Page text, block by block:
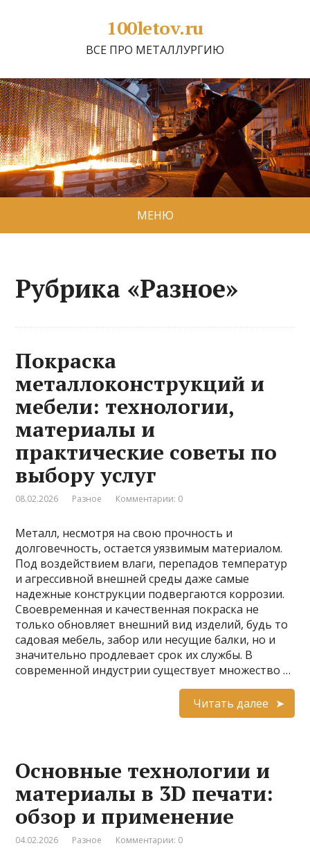
100letov.ru
ВСЕ ПРО МЕТАЛЛУРГИЮ
МЕНЮ
Рубрика «Разное»
Покраска
металлоконструкций и
мебели: технологии,
материалы и
практические советы по
выбору услуг
08.02.2026 Разное Комментарии: 0
Металл, несмотря на свою прочность и
долговечность, остается уязвимым материалом.
Под воздействием влаги, перепадов температур
и агрессивной внешней среды даже самые
надежные конструкции подвергаются коррозии.
Своевременная и качественная покраска не
только обновляет внешний вид изделий, будь то
садовая мебель, забор или несущие балки, но и
значительно продлевает срок их службы. В
современной индустрии существует множество …
Читать далее
Основные технологии и
материалы в 3D печати:
обзор и применение
04.02.2026 Разное Комментарии: 0